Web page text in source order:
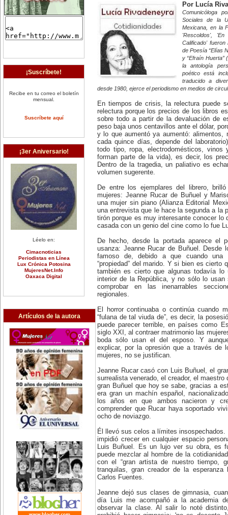
¡Suscríbete!
Recibe en tu correo el boletín
mensual.
Suscríbete aquí
¡3er Aniversario!
Léelo en:
Cimacnoticias
Periodistas en Línea
Lux Crónica Potosina
MujeresNet.Info
Oaxaca Digital
Artículos de la autora
Por Lucía
Comunicóloga
Sociales de la
Mexicana, en la
'Rescoldos',
Calificado'
de Poesía “Elías
y “Efraín Huerta”
la antología
poético está
traducido a
desde 1980, ejerce el periodismo en medios de
En tiempos de crisis, la relectura puede
relectura porque los precios de los libros
sobre todo a partir de la devaluación de
peso baja unos centavillos ante el dólar,
y lo que aumentó ya aumentó: alimentos,
cada quince días, depende del
todo tipo, ropa, electrodomésticos, vinos
forman parte de la vida), es decir, los
Dentro de la tragedia, un paliativo es
volumen sugerente.
De entre los ejemplares del librero,
mujeres: Jeanne Rucar de Buñuel y
una mujer sin piano (Alianza Editorial
una entrevista que le hace la segunda a la
tirón porque es muy interesante conocer lo
casada con un genio del cine como lo fue
De hecho, desde la portada aparece el
usanza: Jeanne Rucar de Buñuel. Desde
famoso de, debido a que cuando
“propiedad” del marido. Y si bien es cierto
también es cierto que algunas todavía
interior de la República, y no sólo lo
comprobar en las inenarrables
regionales.
El horror continuaba o continúa cuando
“fulana de tal viuda de”, es decir, la
puede parecer terrible, en países como
siglo XXI, al contraer matrimonio las
boda sólo usan el del esposo. Y
explicar, por la opresión que a través de
mujeres, no se justifican.
Jeanne Rucar casó con Luis Buñuel, el
surrealista venerado, el creador, el
gran Buñuel que hoy se sabe, gracias a
era gran un machín español,
los años en que ambos nacieron y
comprender que Rucar haya soportado
ocho de noviazgo.
Él llevó sus celos a límites
impidió crecer en cualquier espacio
Luis Buñuel. Es un lujo ver su obra, es
puede mezclar al hombre de la
con el “gran artista de nuestro tiempo,
tranquilas, gran creador de la esperanza
Carlos Fuentes.
Jeanne dejó sus clases de gimnasia,
día Luis me acompañó a la academia
observar la clase. Al salir lo noté